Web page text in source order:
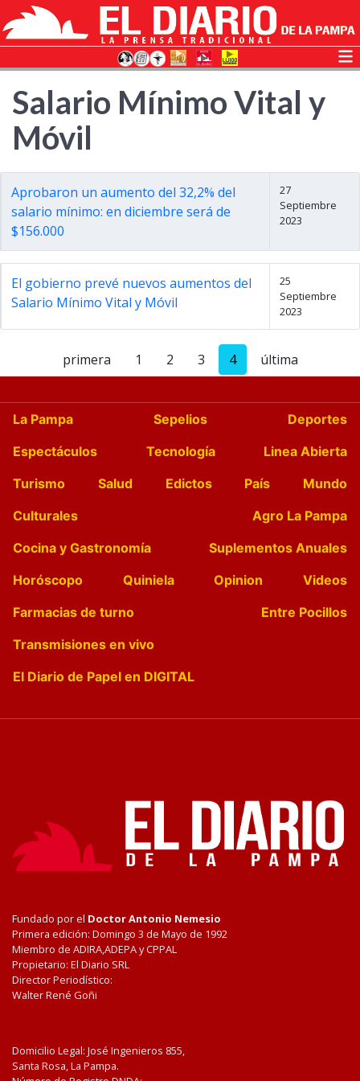
Salario Mínimo Vital y
Móvil
Aprobaron un aumento del 32,2% del
salario mínimo: en diciembre será de
$156.000
27
Septiembre
2023
El gobierno prevé nuevos aumentos del
Salario Mínimo Vital y Móvil
25
Septiembre
2023
primera 1 2 3 4 última
La Pampa Sepelios
Deportes
Espectáculos
Tecnología
Linea Abierta
Turismo
Salud Edictos País
Mundo
Culturales
Agro La Pampa
Cocina y Gastronomía
Suplementos Anuales
Horóscopo
Quiniela Opinion
Videos
Farmacias de turno
Entre Pocillos
Transmisiones en vivo
El Diario de Papel en DIGITAL
Fundado por el Doctor Antonio Nemesio
Primera edición: Domingo 3 de Mayo de 1992
Miembro de ADIRA,ADEPA y CPPAL
Propietario: El Diario SRL
Director Periodístico:
Walter René Goñi
Domicilio Legal: José Ingenieros 855,
Santa Rosa, La Pampa.